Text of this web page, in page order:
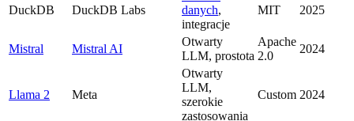
DuckDB DuckDB Labs
danych,
integracje
MIT 2025
Mistral Mistral AI
Otwarty
LLM, prostota
Apache
2.0
2024
Llama 2 Meta
Otwarty
LLM,
szerokie
zastosowania
Custom 2024